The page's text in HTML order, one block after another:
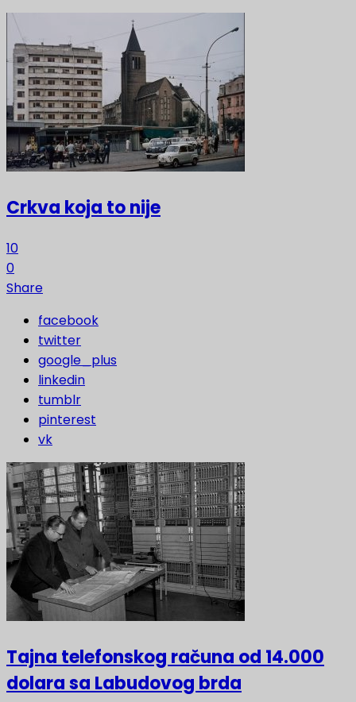
Crkva koja to nije
10
0
Share
facebook
twitter
google_plus
linkedin
tumblr
pinterest
vk
Tajna telefonskog računa od 14.000
dolara sa Labudovog brda